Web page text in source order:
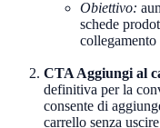
Obiettivo:
schede
collegamento
CTA Aggiungi al
definitiva per la
consente di
carrello senza